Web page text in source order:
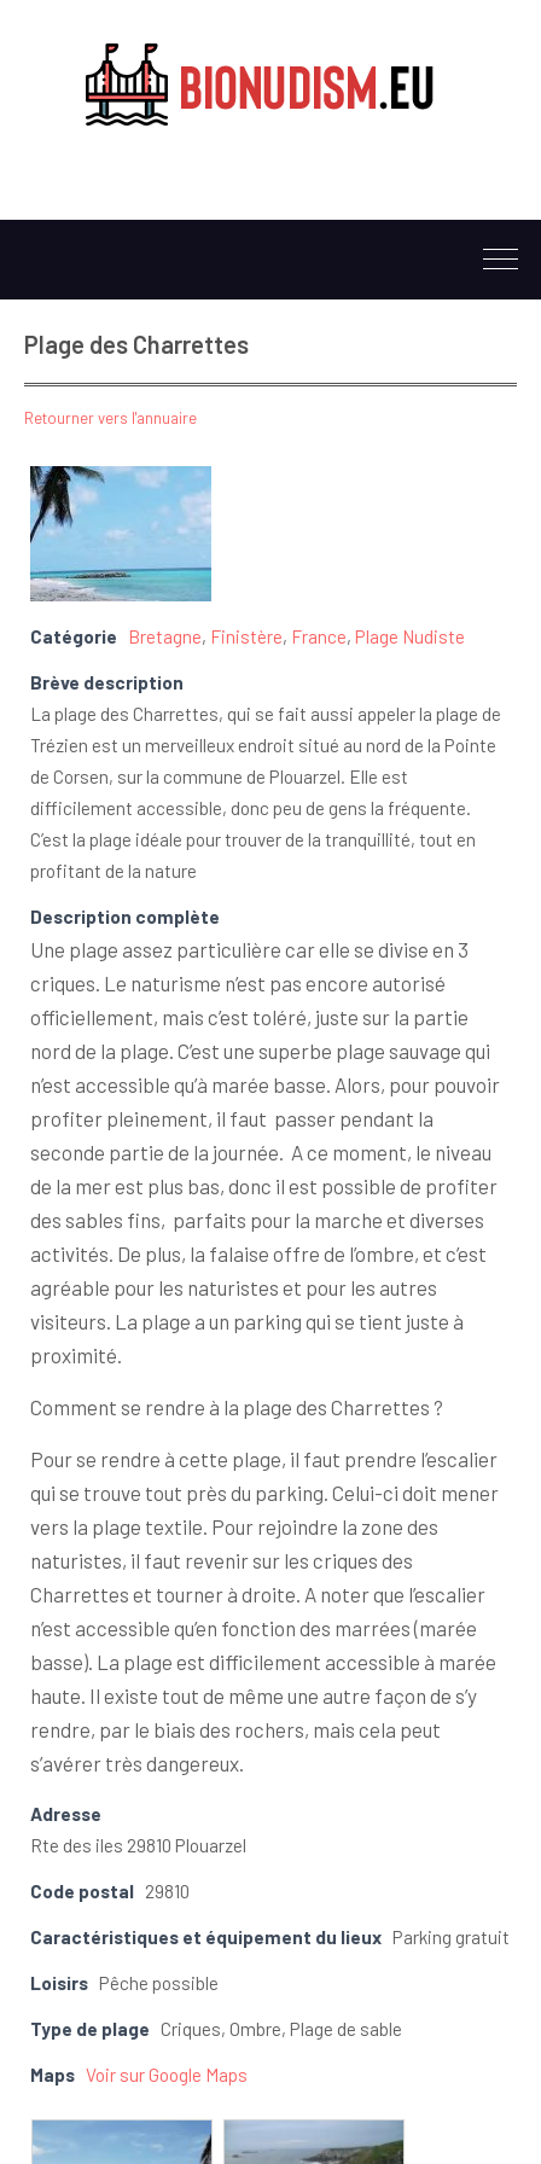
Plage des Charrettes
Retourner vers l'annuaire
Catégorie Bretagne, Finistère, France, Plage Nudiste
Brève description
La plage des Charrettes, qui se fait aussi appeler la plage de
Trézien est un merveilleux endroit situé au nord de la Pointe
de Corsen, sur la commune de Plouarzel. Elle est
difficilement accessible, donc peu de gens la fréquente.
C’est la plage idéale pour trouver de la tranquillité, tout en
profitant de la nature
Description complète
Une plage assez particulière car elle se divise en 3
criques. Le naturisme n’est pas encore autorisé
officiellement, mais c’est toléré, juste sur la partie
nord de la plage. C’est une superbe plage sauvage qui
n’est accessible qu’à marée basse. Alors, pour pouvoir
profiter pleinement, il faut passer pendant la
seconde partie de la journée. A ce moment, le niveau
de la mer est plus bas, donc il est possible de profiter
des sables fins, parfaits pour la marche et diverses
activités. De plus, la falaise offre de l’ombre, et c’est
agréable pour les naturistes et pour les autres
visiteurs. La plage a un parking qui se tient juste à
proximité.
Comment se rendre à la plage des Charrettes ?
Pour se rendre à cette plage, il faut prendre l’escalier
qui se trouve tout près du parking. Celui-ci doit mener
vers la plage textile. Pour rejoindre la zone des
naturistes, il faut revenir sur les criques des
Charrettes et tourner à droite. A noter que l’escalier
n’est accessible qu’en fonction des marrées (marée
basse). La plage est difficilement accessible à marée
haute. Il existe tout de même une autre façon de s’y
rendre, par le biais des rochers, mais cela peut
s’avérer très dangereux.
Adresse
Rte des iles 29810 Plouarzel
Code postal 29810
Caractéristiques et équipement du lieux Parking gratuit
Loisirs Pêche possible
Type de plage Criques, Ombre, Plage de sable
Maps Voir sur Google Maps